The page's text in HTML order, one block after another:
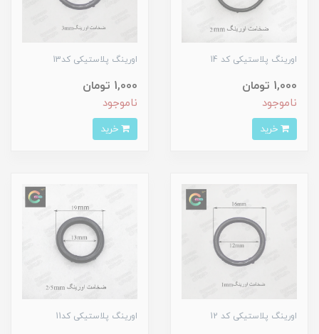
اورینگ پلاستیکی کد 14
1,000 تومان
ناموجود
اورینگ پلاستیکی کد13
1,000 تومان
ناموجود
اورینگ پلاستیکی کد 12 اورینگ پلاستیکی کد11